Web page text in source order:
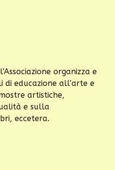
organizza e
di educazione all’arte e
artistiche,
e sulla
eccetera.